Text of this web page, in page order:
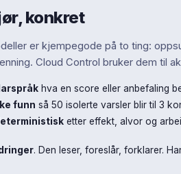
konkret
er kjempegode på to ting:
Cloud Control bruker dem til
hva en score eller anbefaling
funn så 50 isolerte varsler blir til 3
etter effekt, alvor og
. Den leser, foreslår, forklarer.